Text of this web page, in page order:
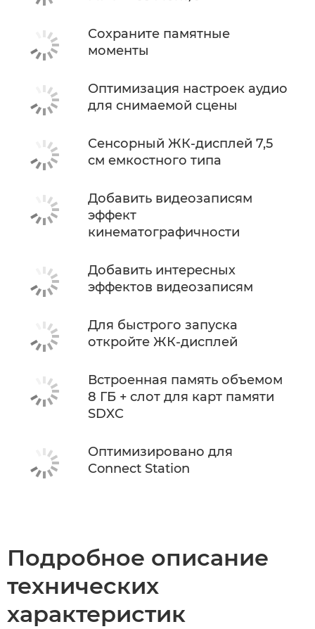
Сохраните памятные
моменты
Оптимизация настроек аудио
для снимаемой сцены
Сенсорный ЖК-дисплей 7,5
см емкостного типа
Добавить видеозаписям
эффект
кинематографичности
Добавить интересных
эффектов видеозаписям
Для быстрого запуска
откройте ЖК-дисплей
Встроенная память объемом
8 ГБ + слот для карт памяти
SDXC
Оптимизировано для
Connect Station
Подробное описание
технических
характеристик